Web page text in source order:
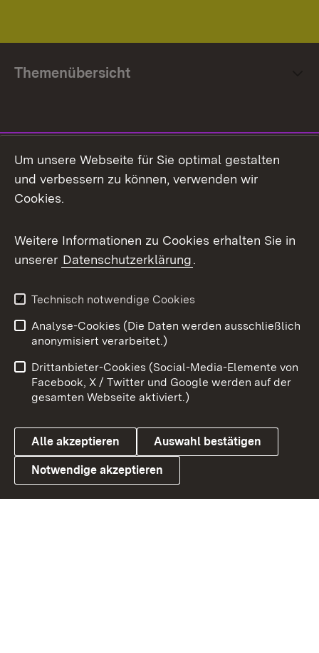
Themenübersicht
Facebook
X / Twitter
Youtube
Link zum Landesportal
Impressum
Kontakt
Barrierefreiheit
Datenschutz
Cookies
Um unsere Webseite für Sie optimal gestalten
und verbessern zu können, verwenden wir
Cookies.
Weitere Informationen zu Cookies erhalten Sie in
unserer Datenschutzerklärung.
Technisch notwendige Cookies
Analyse-Cookies (Die Daten werden ausschließlich
anonymisiert verarbeitet.)
Drittanbieter-Cookies (Social-Media-Elemente von
Facebook, X / Twitter und Google werden auf der
gesamten Webseite aktiviert.)
Alle akzeptieren Auswahl bestätigen
Notwendige akzeptieren